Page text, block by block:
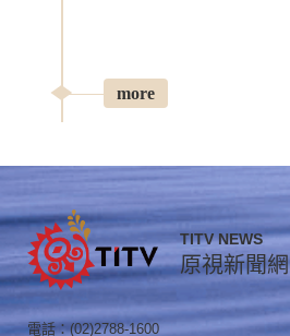
more
TITV NEWS
原視新聞網
電話：(02)2788-1600